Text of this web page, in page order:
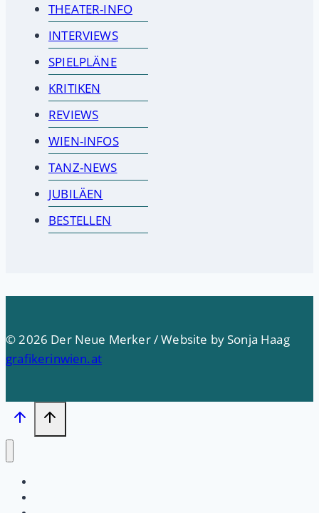
THEATER-INFO
INTERVIEWS
SPIELPLÄNE
KRITIKEN
REVIEWS
WIEN-INFOS
TANZ-NEWS
JUBILÄEN
BESTELLEN
© 2026 Der Neue Merker / Website by Sonja Haag
grafikerinwien.at